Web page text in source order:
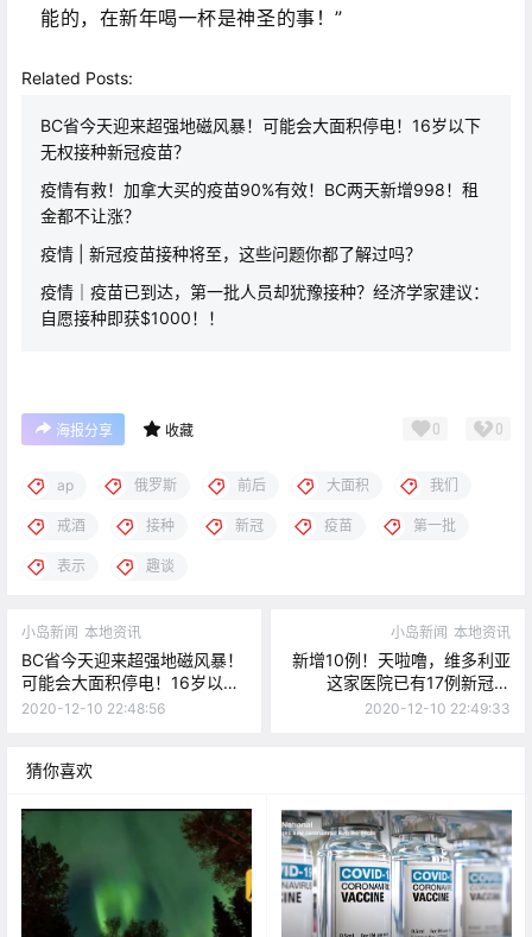
能的，在新年喝一杯是神圣的事！”
Related Posts:
BC省今天迎来超强地磁风暴！可能会大面积停电！16岁以下
无权接种新冠疫苗？
疫情有救！加拿大买的疫苗90%有效！BC两天新增998！租
金都不让涨？
疫情 | 新冠疫苗接种将至，这些问题你都了解过吗？
疫情｜疫苗已到达，第一批人员却犹豫接种？经济学家建议：
自愿接种即获$1000！！
海报分享 收藏 0 0
ap 俄罗斯 前后 大面积 我们
戒酒 接种 新冠 疫苗 第一批
表示 趣谈
小岛新闻 本地资讯
BC省今天迎来超强地磁风暴！
可能会大面积停电！16岁以下
无权接种新冠疫苗？
2020-12-10 22:48:56
小岛新闻 本地资讯
新增10例！天啦噜，维多利亚
这家医院已有17例新冠感
染！！家庭医院项目即将启
2020-12-10 22:49:33
猜你喜欢